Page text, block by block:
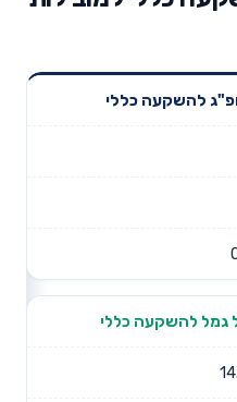
תשואה
להשקעה כללי
גמל להשקעה כללי